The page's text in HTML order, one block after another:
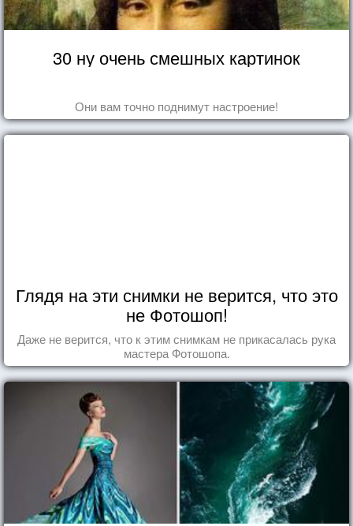
30 ну очень смешных картинок
Они вам точно поднимут настроение!
Глядя на эти снимки не верится, что это
не Фотошоп!
Даже не верится, что к этим снимкам не прикасалась рука
мастера Фотошопа.